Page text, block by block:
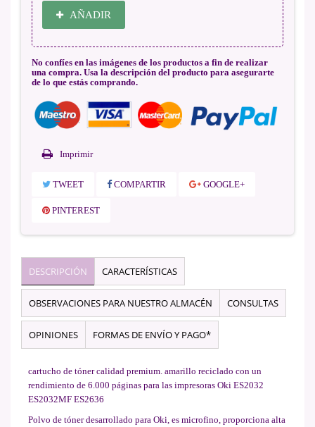
AÑADIR
No confíes en las imágenes de los productos a fin de realizar
una compra. Usa la descripción del producto para asegurarte
de lo que estás comprando.
Imprimir
TWEET COMPARTIR GOOGLE+
PINTEREST
DESCRIPCIÓN CARACTERÍSTICAS
OBSERVACIONES PARA NUESTRO ALMACÉN CONSULTAS
OPINIONES FORMAS DE ENVÍO Y PAGO*
cartucho de tóner calidad premium. amarillo reciclado con un
rendimiento de 6.000 páginas para las impresoras Oki ES2032
ES2032MF ES2636
Polvo de tóner desarrollado para Oki, es microfino, proporciona alta